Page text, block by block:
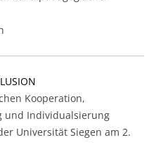
Kooperation,
und Individualsierung
Universität Siegen am 2.